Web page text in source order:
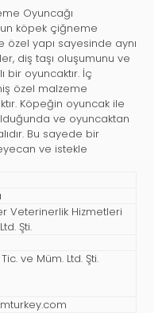
Oyuncağı
köpek çiğneme
özel yapı sayesinde aynı
diş taşı oluşumunu ve
bir oyuncaktır. İç
özel malzeme
Köpeğin oyuncak ile
ve oyuncaktan
Bu sayede bir
ve istekle
Veterinerlik Hizmetleri
Şti.
ve Müm. Ltd. Şti.